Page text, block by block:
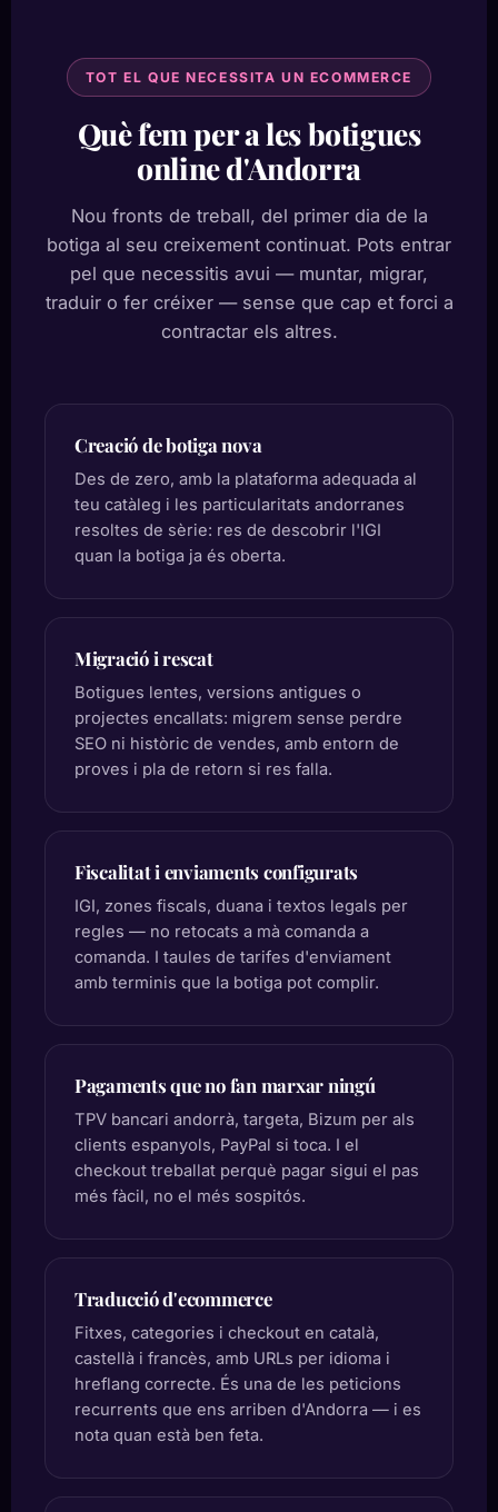
TOT EL QUE NECESSITA UN ECOMMERCE
Què fem per a les botigues
online d'Andorra
Nou fronts de treball, del primer dia de la
botiga al seu creixement continuat. Pots entrar
pel que necessitis avui — muntar, migrar,
traduir o fer créixer — sense que cap et forci a
contractar els altres.
Creació de botiga nova
Des de zero, amb la plataforma adequada al
teu catàleg i les particularitats andorranes
resoltes de sèrie: res de descobrir l'IGI
quan la botiga ja és oberta.
Migració i rescat
Botigues lentes, versions antigues o
projectes encallats: migrem sense perdre
SEO ni històric de vendes, amb entorn de
proves i pla de retorn si res falla.
Fiscalitat i enviaments configurats
IGI, zones fiscals, duana i textos legals per
regles — no retocats a mà comanda a
comanda. I taules de tarifes d'enviament
amb terminis que la botiga pot complir.
Pagaments que no fan marxar ningú
TPV bancari andorrà, targeta, Bizum per als
clients espanyols, PayPal si toca. I el
checkout treballat perquè pagar sigui el pas
més fàcil, no el més sospitós.
Traducció d'ecommerce
Fitxes, categories i checkout en català,
castellà i francès, amb URLs per idioma i
hreflang correcte. És una de les peticions
recurrents que ens arriben d'Andorra — i es
nota quan està ben feta.